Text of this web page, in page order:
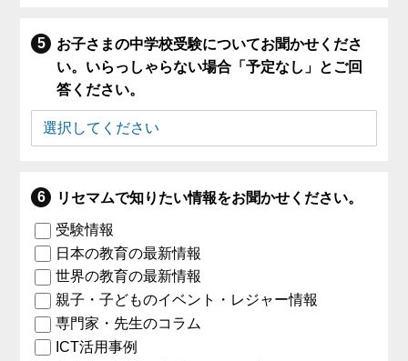
お子さまの中学校受験についてお聞かせくださ
い。いらっしゃらない場合「予定なし」とご回
答ください。
リセマムで知りたい情報をお聞かせください。
受験情報
日本の教育の最新情報
世界の教育の最新情報
親子・子どものイベント・レジャー情報
専門家・先生のコラム
ICT活用事例